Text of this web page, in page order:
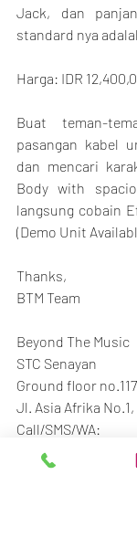
Jack, dan
standard nya
Harga: IDR
Buat teman-
pasangan kabel
dan mencari
Body with
langsung cobain
(Demo Unit
Thanks,
BTM Team
Beyond The Music
STC Senayan
Ground floor
Jl. Asia Afrika
Call/SMS/
081370006807